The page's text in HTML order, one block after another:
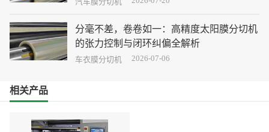
“废料减半” 已不再是一句口号，而是成为衡量企业核
切环节这场从设备到工艺的精密革命。
汽车膜分切机
分毫不差，卷卷如一：高精度太阳膜分切机
的张力控制与闭环纠偏全解析
它若失之毫厘，终端产品便差之千里。本文将深入解
车衣膜分切机 2026-07-06
相关产品